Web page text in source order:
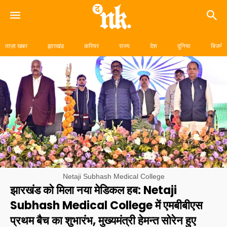
ताज़ा खबर झारखंड करियर राज्य देश दुनिया बिजनेस
Netaji Subhash Medical College
झारखंड को मिला नया मेडिकल हब: Netaji
Subhash Medical College में एमबीबीएस
प्रथम बैच का शुभारंभ, मुख्यमंत्री हेमन्त सोरेन हुए